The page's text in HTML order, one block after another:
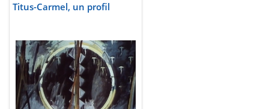
Titus-Carmel, un profil